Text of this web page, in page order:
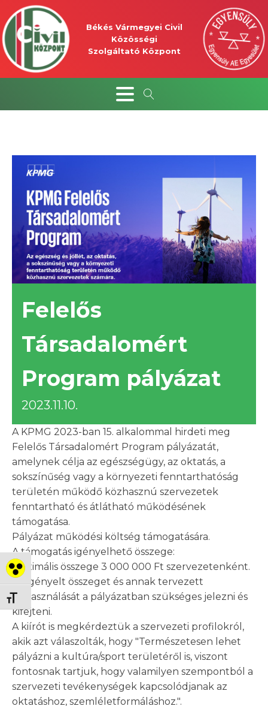
Nagy kontraszt váltása
Betűméret váltása
Békés Vármegyei Civil
Közösségi
Szolgáltató Központ
Felelős
Társadalomért
Program pályázat
2023.11.10.
A KPMG 2023-ban 15. alkalommal hirdeti meg
Felelős Társadalomért Program pályázatát,
amelynek célja az egészségügy, az oktatás, a
sokszínűség vagy a környezeti fenntarthatóság
területén működő közhasznú szervezetek
fenntartható és átlátható működésének
támogatása.
Pályázat működési költség támogatására.
A támogatás igényelhető összege:
maximális összege 3 000 000 Ft szervezetenként.
Az igényelt összeget és annak tervezett
felhasználását a pályázatban szükséges jelezni és
kifejteni.
A kiírót is megkérdeztük a szervezeti profilokról,
akik azt válaszolták, hogy "Természetesen lehet
pályázni a kultúra/sport területéről is, viszont
fontosnak tartjuk, hogy valamilyen szempontból a
szervezeti tevékenységek kapcsolódjanak az
oktatáshoz, szemléletformáláshoz.".